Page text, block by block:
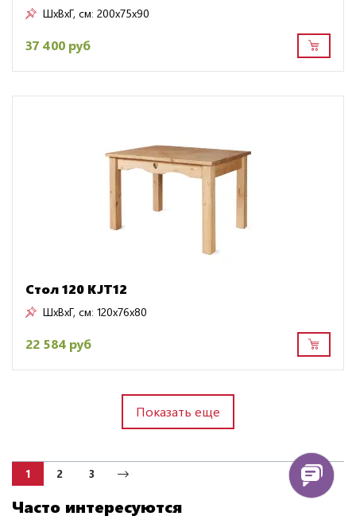
ШxВxГ, см: 200x75x90
37 400 руб
Стол 120 KJT12
ШxВxГ, см: 120x76x80
22 584 руб
Показать еще
1 2 3
Часто интересуются